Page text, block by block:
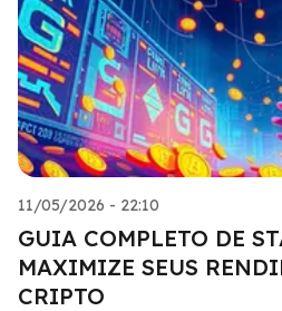
11/05/2026 - 22:10
GUIA COMPLETO DE
MAXIMIZE SEUS
CRIPTO